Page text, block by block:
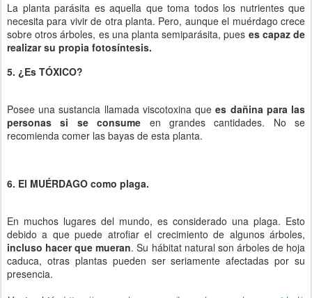
La planta parásita es aquella que toma todos los nutrientes que
necesita para vivir de otra planta. Pero, aunque el muérdago crece
sobre otros árboles, es una planta semiparásita, pues es capaz de
realizar su propia fotosíntesis.
5. ¿Es TÓXICO?
Posee una sustancia llamada viscotoxina quees dañina para las
personas si se consume en grandes cantidades. No se
recomienda comer las bayas de esta planta.
6. El MUÉRDAGO como plaga.
En muchos lugares del mundo, es considerado una plaga. Esto
debido a que puede atrofiar el crecimiento de algunos árboles,
incluso hacer que mueran. Su hábitat natural son árboles de hoja
caduca, otras plantas pueden ser seriamente afectadas por su
presencia.